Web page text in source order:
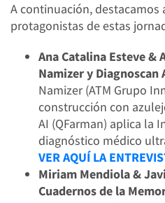
A continuación,
protagonistas de estas
Ana Catalina Esteve &
Namizer y Diagnoscan
Namizer (ATM Grupo
construcción con
AI (QFarman) aplica la
diagnóstico médico
VER AQUÍ LA
Miriam Mendiola &
Cuadernos de la